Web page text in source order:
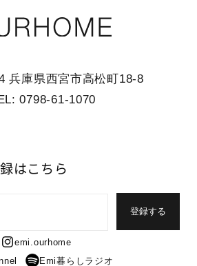
兵庫県西宮市高松町18-8
0798-61-1070
はこちら
登録する
emi.ourhome
Emi暮らしラジオ